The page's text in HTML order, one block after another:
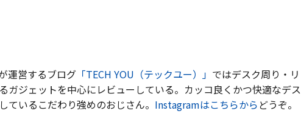
運営するブログ「TECH YOU（テックユー）」 ではデスク周り・リ
ガジェットを中心にレビューしている。カッコ良くかつ快適なデス
ているこだわり強めのおじさん。 Instagramはこちらから どうぞ。